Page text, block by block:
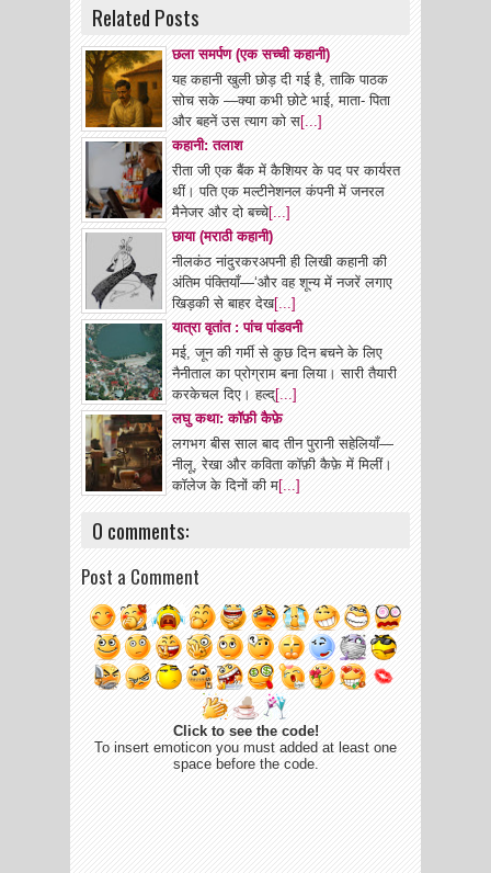
Related Posts
छला समर्पण (एक सच्ची कहानी)
यह कहानी खुली छोड़ दी गई है, ताकि पाठक
सोच सके —क्या कभी छोटे भाई, माता- पिता
और बहनें उस त्याग को स[...]
कहानी: तलाश
रीता जी एक बैंक में कैशियर के पद पर कार्यरत
थीं। पति एक मल्टीनेशनल कंपनी में जनरल
मैनेजर और दो बच्चे[...]
छाया (मराठी कहानी)
नीलकंठ नांदुरकरअपनी ही लिखी कहानी की
अंतिम प‌ंक्तियाँ—‘और वह शून्य में नजरें लगाए
खिड़की से बाहर देख[...]
यात्रा वृतांत : पांच पांडवनी
मई, जून की गर्मी से कुछ दिन बचने के लिए
नैनीताल का प्रोग्राम बना लिया। सारी तैयारी
करकेचल दिए। हल्द्[...]
लघु कथा: कॉफ़ी कैफ़े
लगभग बीस साल बाद तीन पुरानी सहेलियाँ—
नीलू, रेखा और कविता कॉफ़ी कैफ़े में मिलीं।
कॉलेज के दिनों की म[...]
0 comments:
Post a Comment
Click to see the code!
To insert emoticon you must added at least one
space before the code.